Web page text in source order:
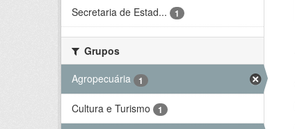
Secretaria de Estad...
1
Grupos
Agropecuária
1
Cultura e Turismo 1